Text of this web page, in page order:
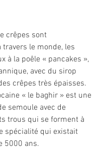
crêpes sont
le monde, les
à la poêle « pancakes »,
avec du sirop
crêpes très épaisses.
« le baghir » est une
semoule avec de
trous qui se forment à
spécialité qui existait
5000 ans.